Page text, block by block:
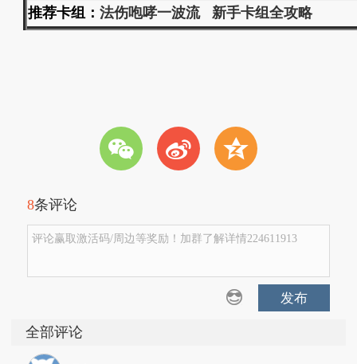
推荐卡组： 法伤咆哮一波流 新手卡组全攻略
w t z
8条评论
评论赢取激活码/周边等奖励！加群了解详情224611913
发布
全部评论